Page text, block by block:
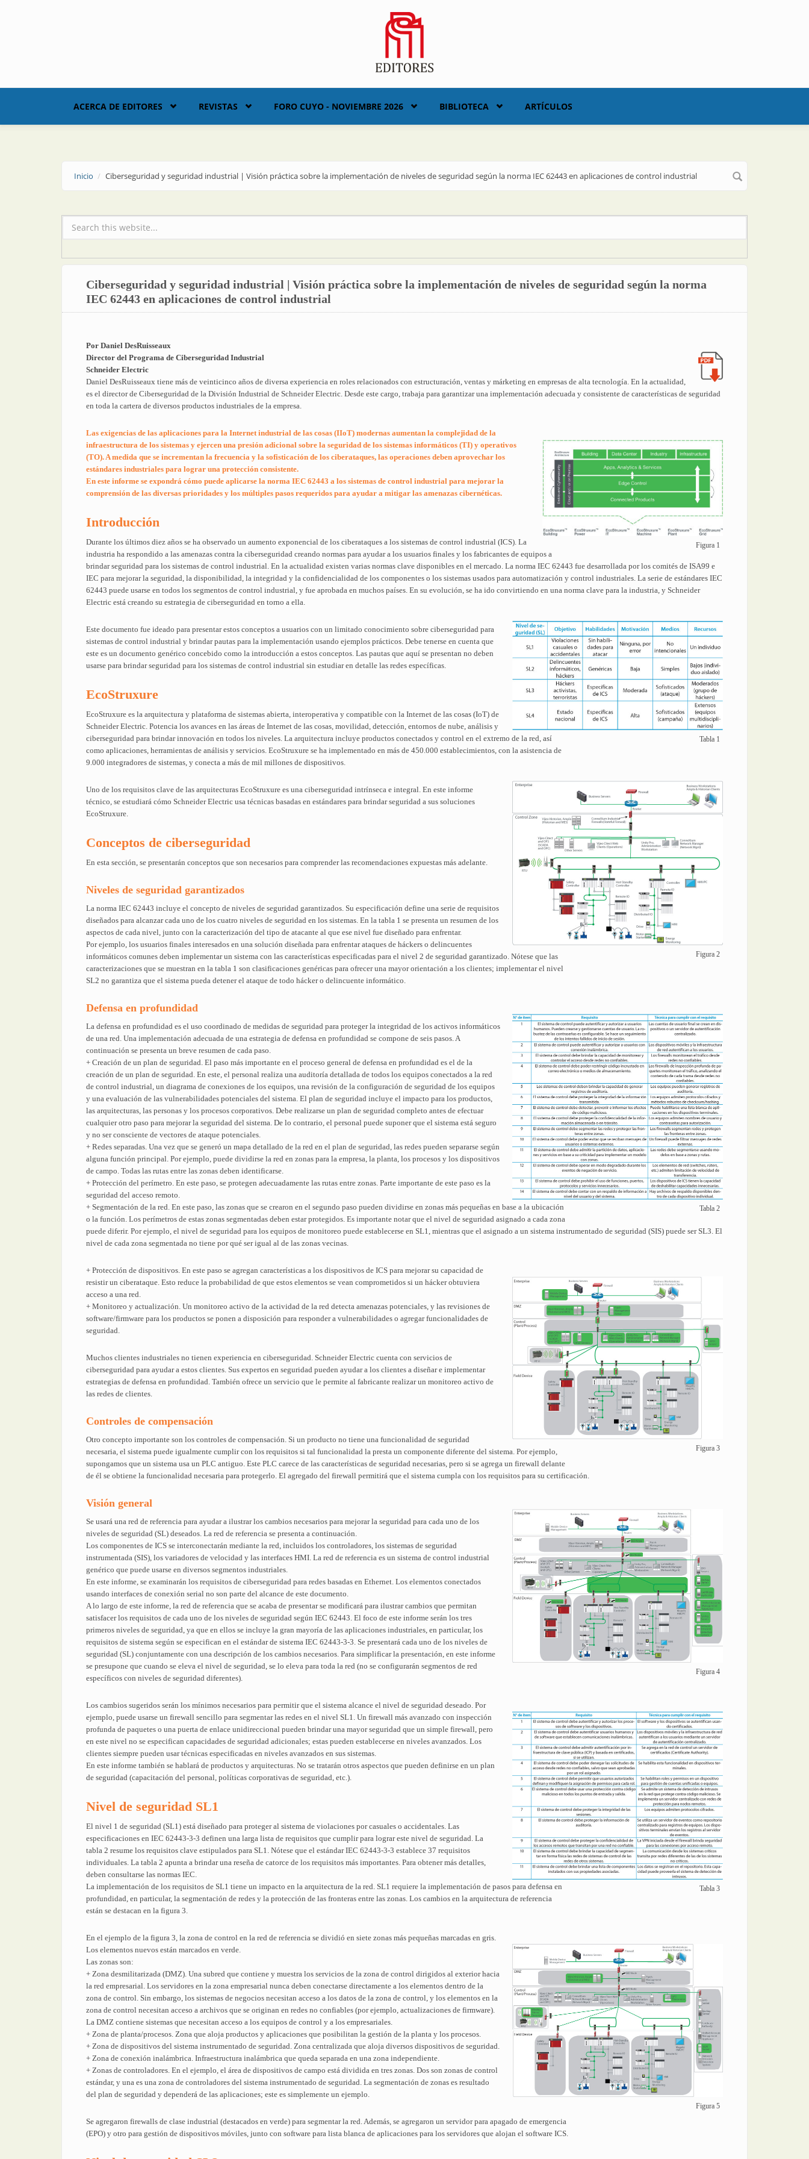
ACERCA DE EDITORES REVISTAS FORO CUYO - NOVIEMBRE 2026 BIBLIOTECA ARTÍCULOS
Inicio Ciberseguridad y seguridad industrial | Visión práctica sobre la implementación de niveles de seguridad según la norma IEC 62443 en aplicaciones de control industrial
Formulario de búsqueda
Ciberseguridad y seguridad industrial | Visión práctica sobre la implementación de niveles de seguridad según la norma
IEC 62443 en aplicaciones de control industrial
Por Daniel DesRuisseaux
Director del Programa de Ciberseguridad Industrial
Schneider Electric
Daniel DesRuisseaux tiene más de veinticinco años de diversa experiencia en roles relacionados con estructuración, ventas y márketing en empresas de alta tecnología. En la actualidad,
es el director de Ciberseguridad de la División Industrial de Schneider Electric. Desde este cargo, trabaja para garantizar una implementación adecuada y consistente de características de seguridad
en toda la cartera de diversos productos industriales de la empresa.
Figura 1
Las exigencias de las aplicaciones para la Internet industrial de las cosas (IIoT) modernas aumentan la complejidad de la
infraestructura de los sistemas y ejercen una presión adicional sobre la seguridad de los sistemas informáticos (TI) y operativos
(TO). A medida que se incrementan la frecuencia y la sofisticación de los ciberataques, las operaciones deben aprovechar los
estándares industriales para lograr una protección consistente.
En este informe se expondrá cómo puede aplicarse la norma IEC 62443 a los sistemas de control industrial para mejorar la
comprensión de las diversas prioridades y los múltiples pasos requeridos para ayudar a mitigar las amenazas cibernéticas.
Introducción
Durante los últimos diez años se ha observado un aumento exponencial de los ciberataques a los sistemas de control industrial (ICS). La
industria ha respondido a las amenazas contra la ciberseguridad creando normas para ayudar a los usuarios finales y los fabricantes de equipos a
brindar seguridad para los sistemas de control industrial. En la actualidad existen varias normas clave disponibles en el mercado. La norma IEC 62443 fue desarrollada por los comités de ISA99 e
IEC para mejorar la seguridad, la disponibilidad, la integridad y la confidencialidad de los componentes o los sistemas usados para automatización y control industriales. La serie de estándares IEC
62443 puede usarse en todos los segmentos de control industrial, y fue aprobada en muchos países. En su evolución, se ha ido convirtiendo en una norma clave para la industria, y Schneider
Electric está creando su estrategia de ciberseguridad en torno a ella.
Tabla 1
Este documento fue ideado para presentar estos conceptos a usuarios con un limitado conocimiento sobre ciberseguridad para
sistemas de control industrial y brindar pautas para la implementación usando ejemplos prácticos. Debe tenerse en cuenta que
este es un documento genérico concebido como la introducción a estos conceptos. Las pautas que aquí se presentan no deben
usarse para brindar seguridad para los sistemas de control industrial sin estudiar en detalle las redes específicas.
EcoStruxure
EcoStruxure es la arquitectura y plataforma de sistemas abierta, interoperativa y compatible con la Internet de las cosas (IoT) de
Schneider Electric. Potencia los avances en las áreas de Internet de las cosas, movilidad, detección, entornos de nube, análisis y
ciberseguridad para brindar innovación en todos los niveles. La arquitectura incluye productos conectados y control en el extremo de la red, así
como aplicaciones, herramientas de análisis y servicios. EcoStruxure se ha implementado en más de 450.000 establecimientos, con la asistencia de
9.000 integradores de sistemas, y conecta a más de mil millones de dispositivos.
Figura 2
Uno de los requisitos clave de las arquitecturas EcoStruxure es una ciberseguridad intrínseca e integral. En este informe
técnico, se estudiará cómo Schneider Electric usa técnicas basadas en estándares para brindar seguridad a sus soluciones
EcoStruxure.
Conceptos de ciberseguridad
En esta sección, se presentarán conceptos que son necesarios para comprender las recomendaciones expuestas más adelante.
Niveles de seguridad garantizados
La norma IEC 62443 incluye el concepto de niveles de seguridad garantizados. Su especificación define una serie de requisitos
diseñados para alcanzar cada uno de los cuatro niveles de seguridad en los sistemas. En la tabla 1 se presenta un resumen de los
aspectos de cada nivel, junto con la caracterización del tipo de atacante al que ese nivel fue diseñado para enfrentar.
Por ejemplo, los usuarios finales interesados en una solución diseñada para enfrentar ataques de háckers o delincuentes
informáticos comunes deben implementar un sistema con las características especificadas para el nivel 2 de seguridad garantizado. Nótese que las
caracterizaciones que se muestran en la tabla 1 son clasificaciones genéricas para ofrecer una mayor orientación a los clientes; implementar el nivel
SL2 no garantiza que el sistema pueda detener el ataque de todo hácker o delincuente informático.
Tabla 2
Defensa en profundidad
La defensa en profundidad es el uso coordinado de medidas de seguridad para proteger la integridad de los activos informáticos
de una red. Una implementación adecuada de una estrategia de defensa en profundidad se compone de seis pasos. A
continuación se presenta un breve resumen de cada paso.
+ Creación de un plan de seguridad. El paso más importante en el proceso general de defensa en profundidad es el de la
creación de un plan de seguridad. En este, el personal realiza una auditoría detallada de todos los equipos conectados a la red
de control industrial, un diagrama de conexiones de los equipos, una revisión de la configuración de seguridad de los equipos
y una evaluación de las vulnerabilidades potenciales del sistema. El plan de seguridad incluye el impacto para los productos,
las arquitecturas, las personas y los procesos corporativos. Debe realizarse un plan de seguridad completo antes de efectuar
cualquier otro paso para mejorar la seguridad del sistema. De lo contrario, el personal puede suponer que el sistema está seguro
y no ser consciente de vectores de ataque potenciales.
+ Redes separadas. Una vez que se generó un mapa detallado de la red en el plan de seguridad, las redes pueden separarse según
alguna función principal. Por ejemplo, puede dividirse la red en zonas para la empresa, la planta, los procesos y los dispositivos
de campo. Todas las rutas entre las zonas deben identificarse.
+ Protección del perímetro. En este paso, se protegen adecuadamente las rutas entre zonas. Parte importante de este paso es la
seguridad del acceso remoto.
+ Segmentación de la red. En este paso, las zonas que se crearon en el segundo paso pueden dividirse en zonas más pequeñas en base a la ubicación
o la función. Los perímetros de estas zonas segmentadas deben estar protegidos. Es importante notar que el nivel de seguridad asignado a cada zona
puede diferir. Por ejemplo, el nivel de seguridad para los equipos de monitoreo puede establecerse en SL1, mientras que el asignado a un sistema instrumentado de seguridad (SIS) puede ser SL3. El
nivel de cada zona segmentada no tiene por qué ser igual al de las zonas vecinas.
Figura 3
+ Protección de dispositivos. En este paso se agregan características a los dispositivos de ICS para mejorar su capacidad de
resistir un ciberataque. Esto reduce la probabilidad de que estos elementos se vean comprometidos si un hácker obtuviera
acceso a una red.
+ Monitoreo y actualización. Un monitoreo activo de la actividad de la red detecta amenazas potenciales, y las revisiones de
software/firmware para los productos se ponen a disposición para responder a vulnerabilidades o agregar funcionalidades de
seguridad.
Muchos clientes industriales no tienen experiencia en ciberseguridad. Schneider Electric cuenta con servicios de
ciberseguridad para ayudar a estos clientes. Sus expertos en seguridad pueden ayudar a los clientes a diseñar e implementar
estrategias de defensa en profundidad. También ofrece un servicio que le permite al fabricante realizar un monitoreo activo de
las redes de clientes.
Controles de compensación
Otro concepto importante son los controles de compensación. Si un producto no tiene una funcionalidad de seguridad
necesaria, el sistema puede igualmente cumplir con los requisitos si tal funcionalidad la presta un componente diferente del sistema. Por ejemplo,
supongamos que un sistema usa un PLC antiguo. Este PLC carece de las características de seguridad necesarias, pero si se agrega un firewall delante
de él se obtiene la funcionalidad necesaria para protegerlo. El agregado del firewall permitirá que el sistema cumpla con los requisitos para su certificación.
Figura 4
Visión general
Se usará una red de referencia para ayudar a ilustrar los cambios necesarios para mejorar la seguridad para cada uno de los
niveles de seguridad (SL) deseados. La red de referencia se presenta a continuación.
Los componentes de ICS se interconectarán mediante la red, incluidos los controladores, los sistemas de seguridad
instrumentada (SIS), los variadores de velocidad y las interfaces HMI. La red de referencia es un sistema de control industrial
genérico que puede usarse en diversos segmentos industriales.
En este informe, se examinarán los requisitos de ciberseguridad para redes basadas en Ethernet. Los elementos conectados
usando interfaces de conexión serial no son parte del alcance de este documento.
A lo largo de este informe, la red de referencia que se acaba de presentar se modificará para ilustrar cambios que permitan
satisfacer los requisitos de cada uno de los niveles de seguridad según IEC 62443. El foco de este informe serán los tres
primeros niveles de seguridad, ya que en ellos se incluye la gran mayoría de las aplicaciones industriales, en particular, los
requisitos de sistema según se especifican en el estándar de sistema IEC 62443-3-3. Se presentará cada uno de los niveles de
seguridad (SL) conjuntamente con una descripción de los cambios necesarios. Para simplificar la presentación, en este informe
se presupone que cuando se eleva el nivel de seguridad, se lo eleva para toda la red (no se configurarán segmentos de red
específicos con niveles de seguridad diferentes).
Tabla 3
Los cambios sugeridos serán los mínimos necesarios para permitir que el sistema alcance el nivel de seguridad deseado. Por
ejemplo, puede usarse un firewall sencillo para segmentar las redes en el nivel SL1. Un firewall más avanzado con inspección
profunda de paquetes o una puerta de enlace unidireccional pueden brindar una mayor seguridad que un simple firewall, pero
en este nivel no se especifican capacidades de seguridad adicionales; estas pueden establecerse en niveles avanzados. Los
clientes siempre pueden usar técnicas especificadas en niveles avanzados en sus sistemas.
En este informe también se hablará de productos y arquitecturas. No se tratarán otros aspectos que pueden definirse en un plan
de seguridad (capacitación del personal, políticas corporativas de seguridad, etc.).
Nivel de seguridad SL1
El nivel 1 de seguridad (SL1) está diseñado para proteger al sistema de violaciones por casuales o accidentales. Las
especificaciones en IEC 62443-3-3 definen una larga lista de requisitos que cumplir para lograr este nivel de seguridad. La
tabla 2 resume los requisitos clave estipulados para SL1. Nótese que el estándar IEC 62443-3-3 establece 37 requisitos
individuales. La tabla 2 apunta a brindar una reseña de catorce de los requisitos más importantes. Para obtener más detalles,
deben consultarse las normas IEC.
La implementación de los requisitos de SL1 tiene un impacto en la arquitectura de la red. SL1 requiere la implementación de pasos para defensa en
profundidad, en particular, la segmentación de redes y la protección de las fronteras entre las zonas. Los cambios en la arquitectura de referencia
están se destacan en la figura 3.
Figura 5
En el ejemplo de la figura 3, la zona de control en la red de referencia se dividió en siete zonas más pequeñas marcadas en gris.
Los elementos nuevos están marcados en verde.
Las zonas son:
+ Zona desmilitarizada (DMZ). Una subred que contiene y muestra los servicios de la zona de control dirigidos al exterior hacia
la red empresarial. Los servidores en la zona empresarial nunca deben conectarse directamente a los elementos dentro de la
zona de control. Sin embargo, los sistemas de negocios necesitan acceso a los datos de la zona de control, y los elementos en la
zona de control necesitan acceso a archivos que se originan en redes no confiables (por ejemplo, actualizaciones de firmware).
La DMZ contiene sistemas que necesitan acceso a los equipos de control y a los empresariales.
+ Zona de planta/procesos. Zona que aloja productos y aplicaciones que posibilitan la gestión de la planta y los procesos.
+ Zona de dispositivos del sistema instrumentado de seguridad. Zona centralizada que aloja diversos dispositivos de seguridad.
+ Zona de conexión inalámbrica. Infraestructura inalámbrica que queda separada en una zona independiente.
+ Zonas de controladores. En el ejemplo, el área de dispositivos de campo está dividida en tres zonas. Dos son zonas de control
estándar, y una es una zona de controladores del sistema instrumentado de seguridad. La segmentación de zonas es resultado
del plan de seguridad y dependerá de las aplicaciones; este es simplemente un ejemplo.
Se agregaron firewalls de clase industrial (destacados en verde) para segmentar la red. Además, se agregaron un servidor para apagado de emergencia
(EPO) y otro para gestión de dispositivos móviles, junto con software para lista blanca de aplicaciones para los servidores que alojan el software ICS.